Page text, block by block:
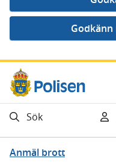
Gå direkt till innehåll
Sök
Anmäl brott